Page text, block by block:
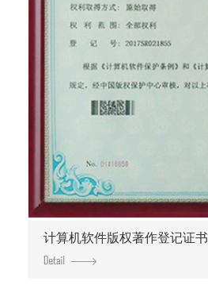
计算机软件版权著作登记证书